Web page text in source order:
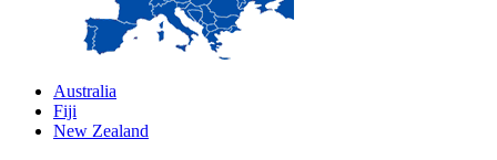
Australia
Fiji
New Zealand